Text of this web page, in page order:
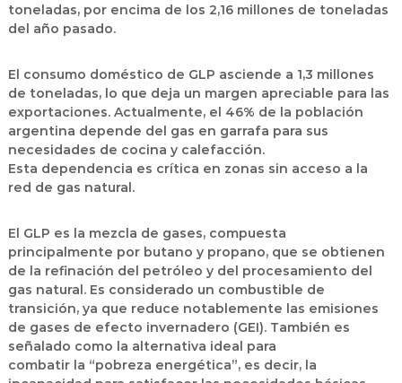
toneladas, por encima de los 2,16 millones de toneladas
del año pasado.
El consumo doméstico de GLP asciende a 1,3 millones
de toneladas, lo que deja un margen apreciable para las
exportaciones. Actualmente, el 46% de la población
argentina depende del gas en garrafa para sus
necesidades de cocina y calefacción.
Esta dependencia es crítica en zonas sin acceso a la
red de gas natural.
El GLP es la mezcla de gases, compuesta
principalmente por butano y propano, que se obtienen
de la refinación del petróleo y del procesamiento del
gas natural. Es considerado un combustible de
transición, ya que reduce notablemente las emisiones
de gases de efecto invernadero (GEI). También es
señalado como la alternativa ideal para
combatir la “pobreza energética”, es decir, la